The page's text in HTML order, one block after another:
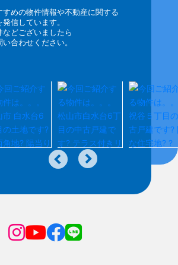
12
すめの物件情報や不動産に関する
信しています。
などございましたら
合わせください。